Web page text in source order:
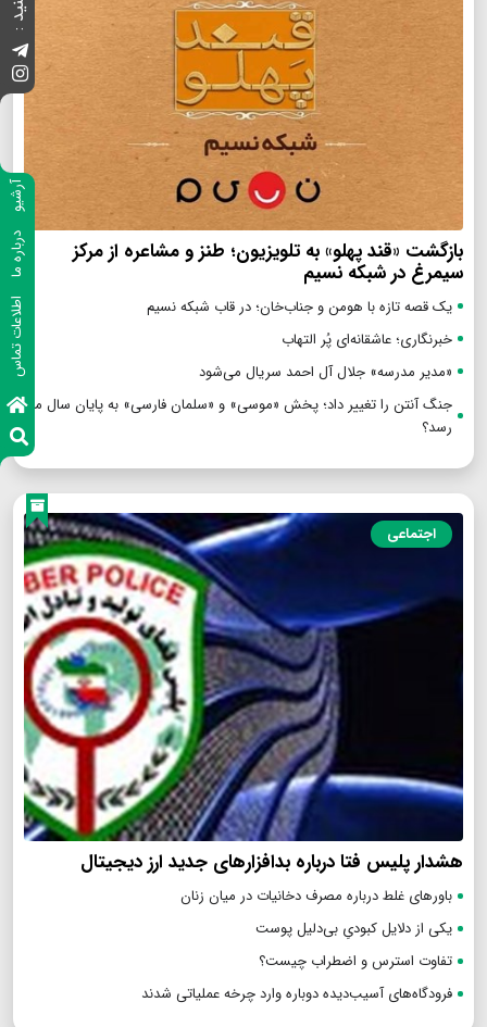
آرشیو
درباره ما
اطلاعات تماس
بازگشت «قند پهلو» به تلویزیون؛ طنز و مشاعره از مرکز
سیمرغ در شبکه نسیم
یک قصه تازه با هومن و جناب‌خان؛ در قاب شبکه نسیم
خبرنگاری؛ عاشقانه‌ای پُر التهاب
«مدیر مدرسه» جلال آل احمد سریال می‌شود
جنگ آنتن را تغییر داد؛ پخش «موسی» و «سلمان فارسی» به پایان سال می
رسد؟
اجتماعی
هشدار پلیس فتا درباره بدافزار‌های جدید ارز دیجیتال
باورهای غلط درباره مصرف دخانیات در میان زنان
یکی از دلایل کبودیِ بی‌دلیل پوست
تفاوت استرس و اضطراب چیست؟
فرودگاه‌های آسیب‌دیده دوباره وارد چرخه عملیاتی شدند